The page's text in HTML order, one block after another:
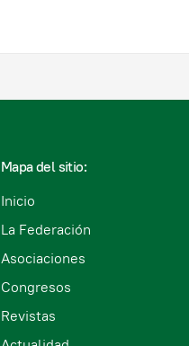
Mapa del sitio:
Inicio
La Federación
Asociaciones
Congresos
Revistas